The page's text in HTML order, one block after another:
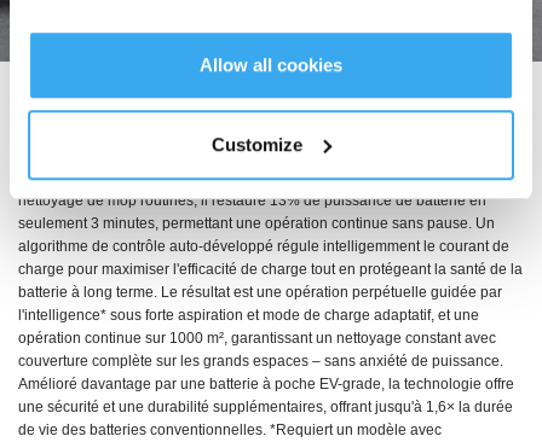
Allow all cookies
Customize
PowerBoost Charging Plus
Charging Plus amélioré offre un riassortiment d'énergie ultra-rapide pour
libérer une puissance de nettoyage illimitée. Pendant les intervalles de
nettoyage de mop routines, il restaure 13% de puissance de batterie en
seulement 3 minutes, permettant une opération continue sans pause. Un
algorithme de contrôle auto-développé régule intelligemment le courant de
charge pour maximiser l'efficacité de charge tout en protégeant la santé de la
batterie à long terme. Le résultat est une opération perpétuelle guidée par
l'intelligence* sous forte aspiration et mode de charge adaptatif, et une
opération continue sur 1000 m², garantissant un nettoyage constant avec
couverture complète sur les grands espaces – sans anxiété de puissance.
Amélioré davantage par une batterie à poche EV-grade, la technologie offre
une sécurité et une durabilité supplémentaires, offrant jusqu'à 1,6× la durée
de vie des batteries conventionnelles. *Requiert un modèle avec